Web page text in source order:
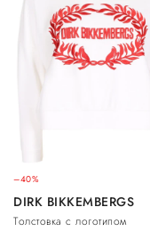
–40%
DIRK BIKKEMBERGS
Толстовка с логотипом